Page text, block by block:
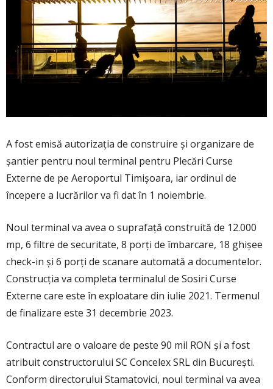
A fost emisă autorizația de construire și organizare de
șantier pentru noul terminal pentru Plecări Curse
Externe de pe Aeroportul Timișoara, iar ordinul de
începere a lucrărilor va fi dat în 1 noiembrie.
Noul terminal va avea o suprafaţă construită de 12.000
mp, 6 filtre de securitate, 8 porți de îmbarcare, 18 ghişee
check-in şi 6 porţi de scanare automată a documentelor.
Construcţia va completa terminalul de Sosiri Curse
Externe care este în exploatare din iulie 2021. Termenul
de finalizare este 31 decembrie 2023.
Contractul are o valoare de peste 90 mil RON și a fost
atribuit constructorului SC Concelex SRL din Bucureşti.
Conform directorului Stamatovici, noul terminal va avea